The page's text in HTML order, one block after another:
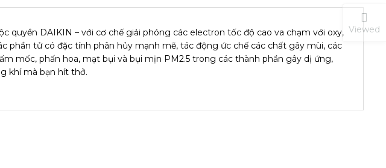
quyền DAIKIN – với cơ chế giải phóng các electron tốc độ cao va chạm với oxy,
phần tử có đặc tính phân hủy mạnh mẽ, tác động ức chế các chất gây mùi, các
mốc, phấn hoa, mạt bụi và bụi mịn PM2.5 trong các thành phần gây dị ứng,
khí mà bạn hít thở.
Viewed